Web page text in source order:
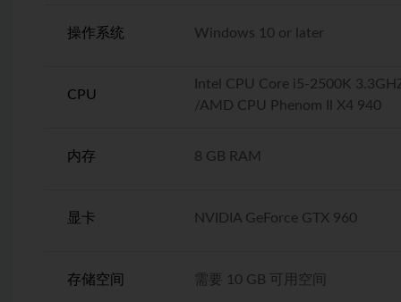
操作系统
CPU
内存
显卡
存储空间
Windows 10 or later
Intel CPU Core i5-2500K
/AMD CPU Phenom Il X4 940
8 GB RAM
NVIDIA GeForce GTX 960
需要 10 GB 可用空间